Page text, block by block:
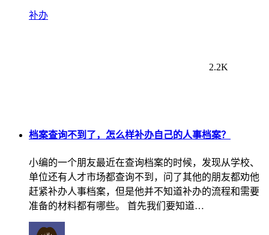
补办
2.2K
档案查询不到了，怎么样补办自己的人事档案？
小编的一个朋友最近在查询档案的时候，发现从学校、
单位还有人才市场都查询不到，问了其他的朋友都劝他
赶紧补办人事档案，但是他并不知道补办的流程和需要
准备的材料都有哪些。 首先我们要知道…